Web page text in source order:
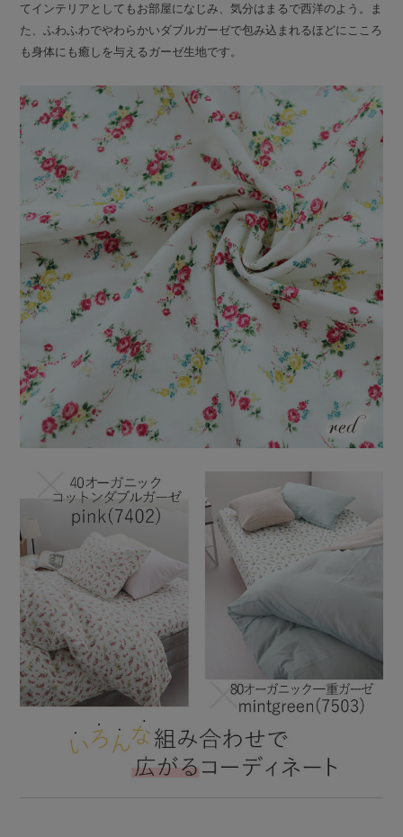
てインテリアとしてもお部屋になじみ、気分はまるで西洋のよう。ま
た、ふわふわでやわらかいダブルガーゼで包み込まれるほどにこころ
も身体にも癒しを与えるガーゼ生地です。